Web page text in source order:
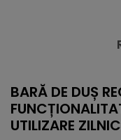
BARĂ DE DUȘ
UTILIZARE